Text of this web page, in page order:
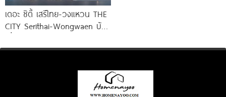
เดอะ ซิตี้ เสรีไทย-วงแหวน THE
CITY Serithai-Wongwaen บ้าน